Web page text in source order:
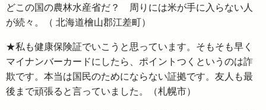
どこの国の農林水産省だ？ 周りには米が手に入らない人
が続々。（ 北海道檜山郡江差町）
★私も健康保険証でいこうと思っています。そもそも早く
マイナンバーカードにしたら、ポイントつくというのは詐
欺です。本当は国民のためにならない証拠です。友人も最
後まで頑張ると言っていました。（札幌市）